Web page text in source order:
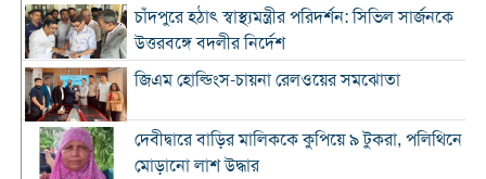
চাঁদপুরে হঠাৎ স্বাস্থ্যমন্ত্রীর পরিদর্শন: সিভিল সার্জনকে
উত্তরবঙ্গে বদলীর নির্দেশ
জিএম হোল্ডিংস-চায়না রেলওয়ের সমঝোতা
দেবীদ্বারে বাড়ির মালিককে কুপিয়ে ৯ টুকরা, পলিথিনে
মোড়ানো লাশ উদ্ধার